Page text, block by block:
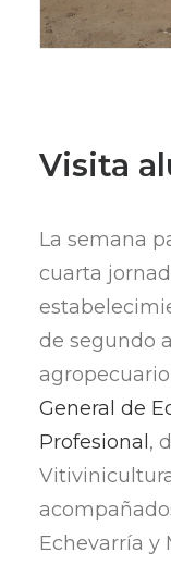
Visita
La semana
cuarta
de segundo
General de
Profesional ,
Echevarría y